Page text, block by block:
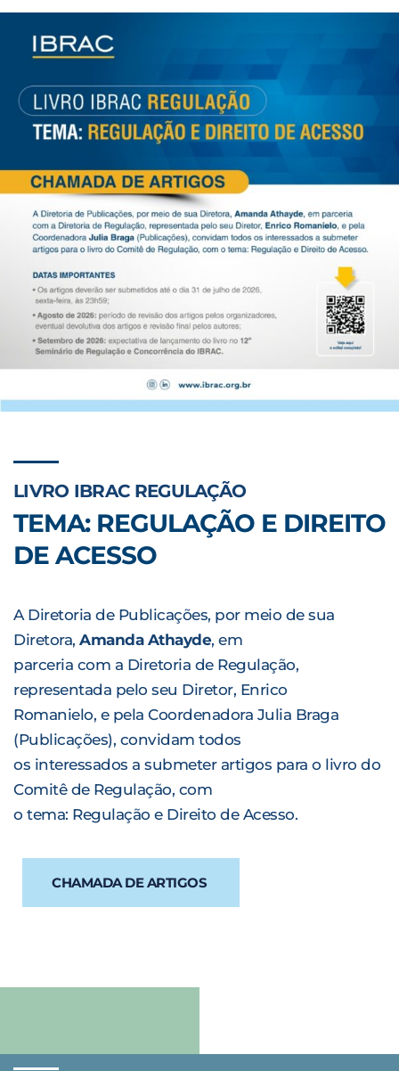
LIVRO IBRAC REGULAÇÃO
TEMA: REGULAÇÃO E DIREITO
DE ACESSO
A Diretoria de Publicações, por meio de sua
Diretora, Amanda Athayde, em
parceria com a Diretoria de Regulação,
representada pelo seu Diretor, Enrico
Romanielo, e pela Coordenadora Julia Braga
(Publicações), convidam todos
os interessados a submeter artigos para o livro do
Comitê de Regulação, com
o tema: Regulação e Direito de Acesso.
CHAMADA DE ARTIGOS